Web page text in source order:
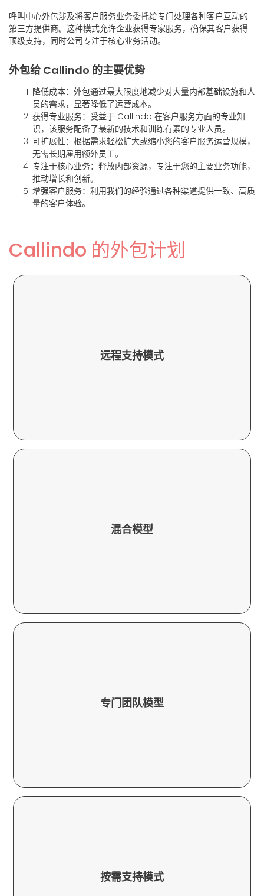
呼叫中心外包涉及将客户服务业务委托给专门处理各种客户互动的
第三方提供商。这种模式允许企业获得专家服务，确保其客户获得
顶级支持，同时公司专注于核心业务活动。
外包给 Callindo 的主要优势
降低成本：外包通过最大限度地减少对大量内部基础设施和人
员的需求，显著降低了运营成本。
获得专业服务：受益于 Callindo 在客户服务方面的专业知
识，该服务配备了最新的技术和训练有素的专业人员。
可扩展性：根据需求轻松扩大或缩小您的客户服务运营规模，
无需长期雇用额外员工。
专注于核心业务：释放内部资源，专注于您的主要业务功能，
推动增长和创新。
增强客户服务：利用我们的经验通过各种渠道提供一致、高质
量的客户体验。
Callindo 的外包计划
远程支持模式
户提供支持，非常适合那些追求可扩展性和效
率而无需扩大物理足迹的企业。
混合模型
门任务提供灵活性，并通过外包支持处理大量
或下班后的查询。
专门团队模型
水平的定制、集成和对您的业务需求的理解，
作为您内部团队的延伸。
按需支持模式
允许根据季节性需求或产品发布周期扩大或缩
小客户支持服务。